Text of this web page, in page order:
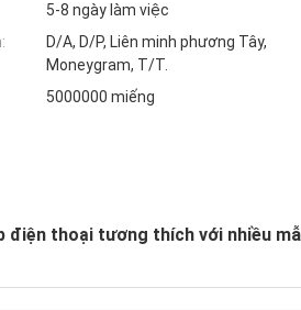
5-8 ngày làm việc
D/A, D/P, Liên minh phương Tây,
Moneygram, T/T.
5000000 miếng
điện thoại tương thích với nhiều